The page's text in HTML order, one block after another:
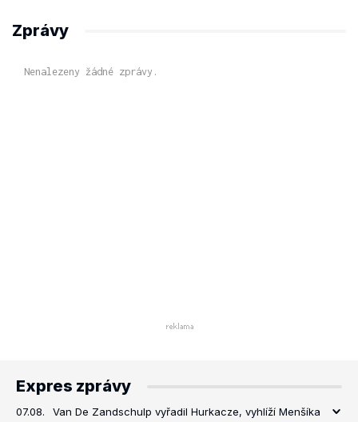
Zprávy
Nenalezeny žádné zprávy.
Expres zprávy
07.08. Van De Zandschulp vyřadil Hurkacze, vyhlíží Menšíka